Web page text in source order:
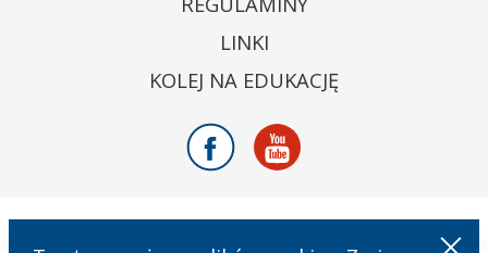
LINKI
KOLEJ NA EDUKACJĘ
Facebook
Youtube